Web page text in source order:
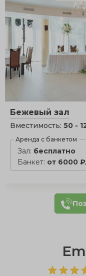
Бежевый зал
Вместимость: 50 -
Аренда с банкетом
Зал: бесплатно
Банкет: от 6000